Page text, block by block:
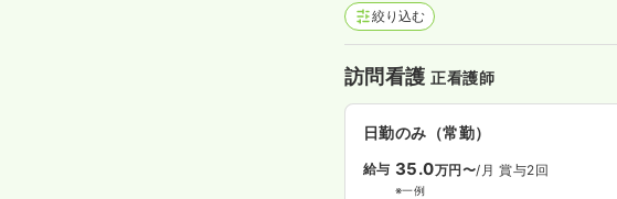
絞り込む
訪問看護正看護師
日勤のみ（常勤）
給与 35.0万円〜/月 賞与2回
※一例